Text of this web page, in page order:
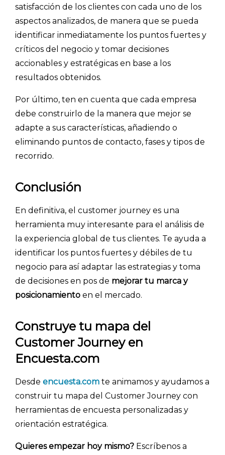
satisfacción de los clientes con cada uno de los
aspectos analizados, de manera que se pueda
identificar inmediatamente los puntos fuertes y
críticos del negocio y tomar decisiones
accionables y estratégicas en base a los
resultados obtenidos.
Por último, ten en cuenta que cada empresa
debe construirlo de la manera que mejor se
adapte a sus características, añadiendo o
eliminando puntos de contacto, fases y tipos de
recorrido.
Conclusión
En definitiva, el customer journey es una
herramienta muy interesante para el análisis de
la experiencia global de tus clientes. Te ayuda a
identificar los puntos fuertes y débiles de tu
negocio para así adaptar las estrategias y toma
de decisiones en pos de mejorar tu marca y
posicionamiento en el mercado.
Construye tu mapa del
Customer Journey en
Encuesta.com
Desde encuesta.com te animamos y ayudamos a
construir tu mapa del Customer Journey con
herramientas de encuesta personalizadas y
orientación estratégica.
Quieres empezar hoy mismo? Escríbenos a